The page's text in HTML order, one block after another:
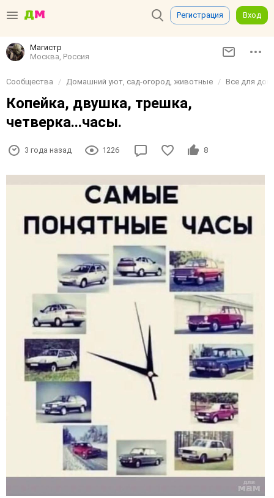
Регистрация Вход
Магистр
Москва, Россия
Сообщества Домашний уют, сад-огород, животные Все для
Копейка, двушка, трешка,
четверка...часы.
3 года назад 1226 8